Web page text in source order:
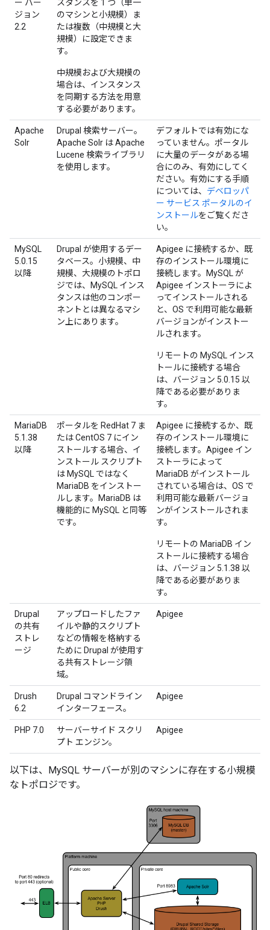
ー バー
ジョン
2.2
スタンスを 1 つ（単一
のマシンと小規模）ま
たは複数（中規模と大
規模）に設定できま
す。
中規模および大規模の
場合は、インスタンス
を同期する方法を用意
する必要があります。
Apache
Solr
Drupal 検索サーバー。
Apache Solr は Apache
Lucene 検索ライブラリ
を使用します。
デフォルトでは有効にな
っていません。ポータル
に大量のデータがある場
合にのみ、有効にしてく
ださい。有効にする手順
については、 デベロッパ
ー サービス ポータルのイ
ンストールをご覧くださ
い。
MySQL
5.0.15
以降
Drupal が使用するデー
タベース。小規模、中
規模、大規模のトポロ
ジでは、MySQL インス
タンスは他のコンポー
ネントとは異なるマシ
ン上にあります。
Apigee に接続するか、既
存のインストール環境に
接続します。MySQL が
Apigee インストーラによ
ってインストールされる
と、OS で利用可能な最新
バージョンがインストー
ルされます。
リモートの MySQL インス
トールに接続する場合
は、バージョン 5.0.15 以
降である必要がありま
す。
MariaDB
5.1.38
以降
ポータルを RedHat 7 ま
たは CentOS 7 にイン
ストールする場合、イ
ンストール スクリプト
は MySQL ではなく
MariaDB をインストー
ルします。MariaDB は
機能的に MySQL と同等
です。
Apigee に接続するか、既
存のインストール環境に
接続します。Apigee イン
ストーラによって
MariaDB がインストール
されている場合は、OS で
利用可能な最新バージョ
ンがインストールされま
す。
リモートの MariaDB イン
ストールに接続する場合
は、バージョン 5.1.38 以
降である必要がありま
す。
Drupal
の共有
ストレ
ージ
アップロードしたファ
イルや静的スクリプト
などの情報を格納する
ために Drupal が使用す
る共有ストレージ領
域。
Apigee
Drush
6.2
Drupal コマンドライン
インターフェース。
Apigee
PHP 7.0
サーバーサイド スクリ
プト エンジン。
Apigee
以下は、MySQL サーバーが別のマシンに存在する小規模
なトポロジです。